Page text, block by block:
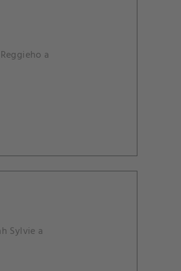
a
Sylvie a